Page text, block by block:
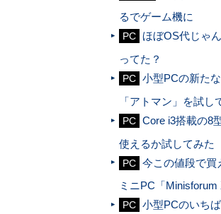
るでゲーム機に
PC ほぼOS代じゃ
ってた？
PC 小型PCの新た
「アトマン」を試し
PC Core i3搭載の8
使えるか試してみた
PC 今この値段で買
ミニPC「Minisforum
PC 小型PCのいち